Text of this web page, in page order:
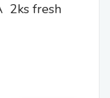
2ks fresh